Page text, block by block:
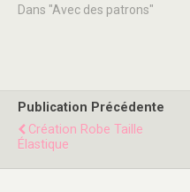
un col en strass et une
Dans "Avec des patrons"
Publication Précédente
Création Robe Taille
Élastique